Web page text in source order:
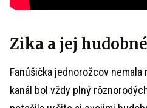
Zika a jej
Fanúšička jednorožcov
kanál bol vždy plný